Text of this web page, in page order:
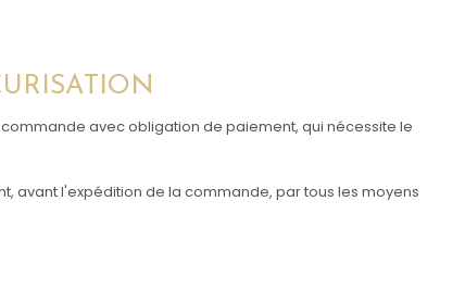
avec obligation de paiement, qui nécessite le
avant l'expédition de la commande, par tous les moyens